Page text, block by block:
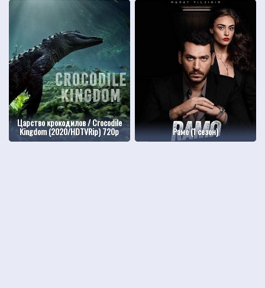
Царство крокодилов / Crocodile
Kingdom (2020/HDTVRip) 720p Рамо (1 сезон)